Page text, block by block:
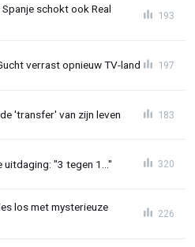
schokt ook Real
193
verrast opnieuw TV-land 197
'transfer' van zijn leven 183
uitdaging: "3 tegen 1..." 320
los met mysterieuze
226